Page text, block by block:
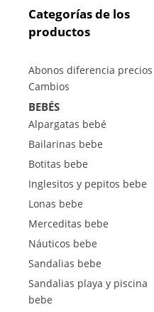
Categorías de los
productos
Abonos diferencia precios
Cambios
BEBÉS
Alpargatas bebé
Bailarinas bebe
Botitas bebe
Inglesitos y pepitos bebe
Lonas bebe
Merceditas bebe
Náuticos bebe
Sandalias bebe
Sandalias playa y piscina
bebe